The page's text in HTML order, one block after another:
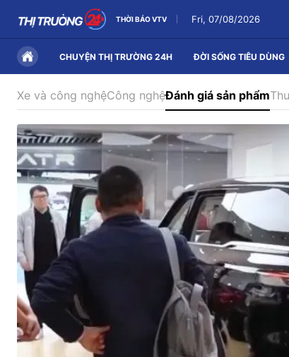
THỜI BÁO VTV Fri, 07/08/2026
CHUYỆN THỊ TRƯỜNG 24H ĐỜI SỐNG TIÊU DÙNG
Xe và công nghệCông nghệĐánh giá sản phẩm